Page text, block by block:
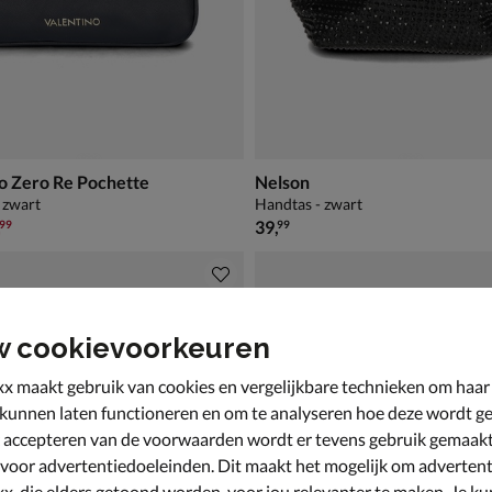
Zero Re Pochette
zwart
voor € 97,99
99
Nelson
Handtas - zwart
€ 39,99
39,99
cookievoorkeuren
maakt gebruik van cookies en vergelijkbare technieken om
laten functioneren en om te analyseren hoe deze wordt
van de voorwaarden wordt er tevens gebruik
advertentiedoeleinden. Dit maakt het mogelijk om